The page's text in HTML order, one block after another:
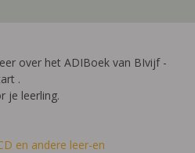
over het ADIBoek van BIvijf -
.
je leerling.
en andere leer-en